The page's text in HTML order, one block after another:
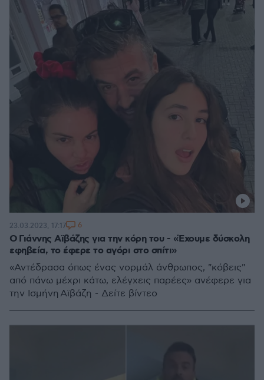
Ο Γιάννης Αϊβάζης για την κόρη του - «Έχουμε δύσκολη
εφηβεία, το έφερε το αγόρι στο σπίτι»
«Αντέδρασα όπως ένας νορμάλ άνθρωπος, "κόβεις"
από πάνω μέχρι κάτω, ελέγχεις παρέες» ανέφερε για
την Ισμήνη Αϊβάζη - Δείτε βίντεο
23.03.2023, 17:17 6